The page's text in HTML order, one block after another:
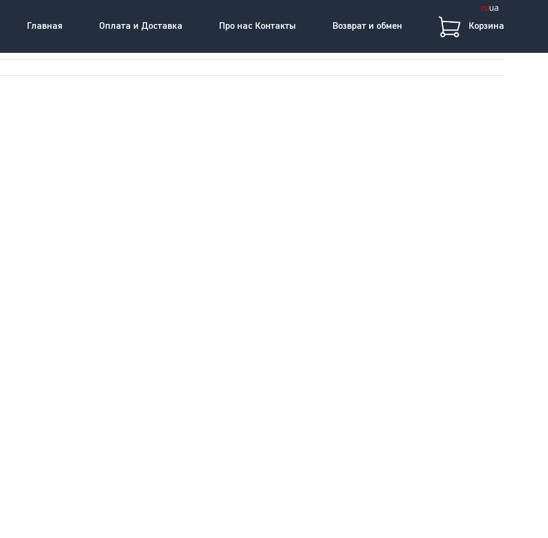
ruua
Главная Оплата и Доставка Про нас Контакты Возврат и обмен Корзина